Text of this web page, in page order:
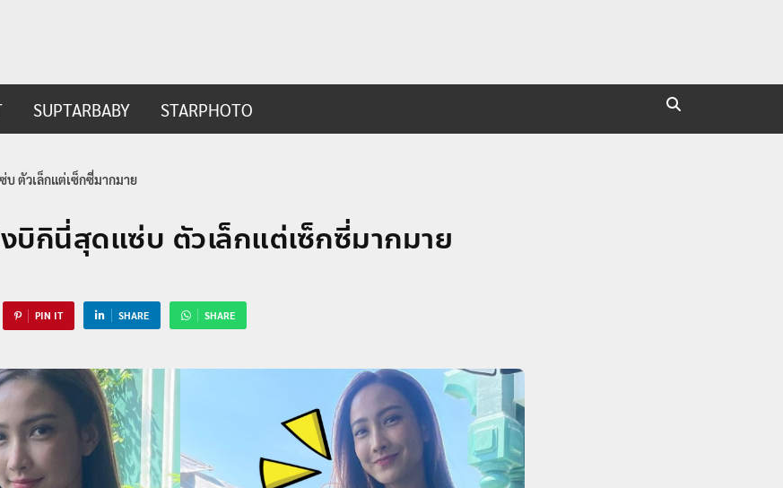
SUPTARBABY STARPHOTO
ตัวเล็กแต่เซ็กซี่มากมาย
กินี่สุดแซ่บ ตัวเล็กแต่เซ็กซี่มากมาย
PIN IT SHARE SHARE